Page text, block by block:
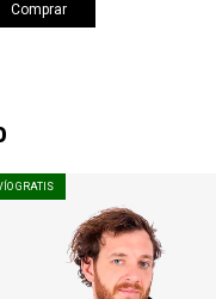
Comprar
GRATIS